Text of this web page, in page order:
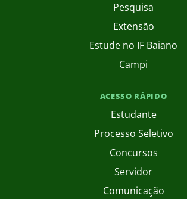
Pesquisa
Extensão
Estude no IF Baiano
Campi
ACESSO RÁPIDO
Estudante
Processo Seletivo
Concursos
Servidor
Comunicação